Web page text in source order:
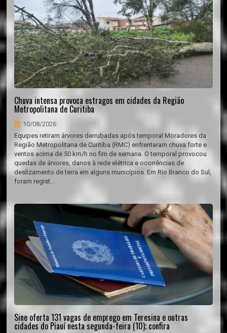
Chuva intensa provoca estragos em cidades da Região
Metropolitana de Curitiba
10/08/2026
Equipes retiram árvores derrubadas após temporal Moradores da
Região Metropolitana de Curitiba (RMC) enfrentaram chuva forte e
ventos acima de 50 km/h no fim de semana. O temporal provocou
quedas de árvores, danos à rede elétrica e ocorrências de
deslizamento de terra em alguns municípios. Em Rio Branco do Sul,
foram regist...
Sine oferta 131 vagas de emprego em Teresina e outras
cidades do Piauí nesta segunda-feira (10); confira